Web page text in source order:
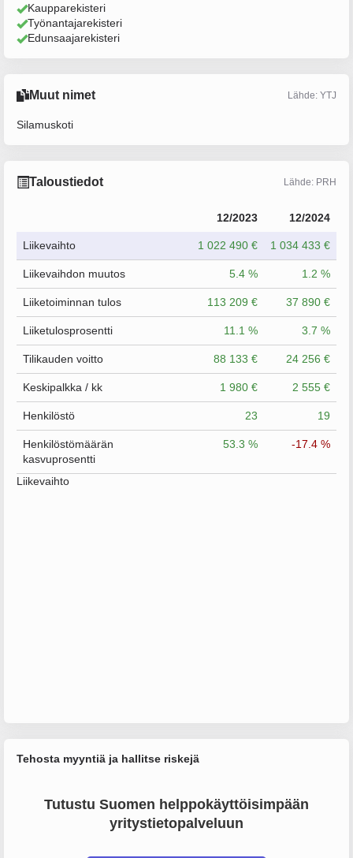
Kaupparekisteri
Työnantajarekisteri
Edunsaajarekisteri
Muut nimet Lähde: YTJ
Silamuskoti
Taloustiedot Lähde: PRH
12/2023 12/2024
Liikevaihto 1 022 490 € 1 034 433 €
Liikevaihdon muutos 5.4 % 1.2 %
Liiketoiminnan tulos 113 209 € 37 890 €
Liiketulosprosentti 11.1 % 3.7 %
Tilikauden voitto 88 133 € 24 256 €
Keskipalkka / kk 1 980 € 2 555 €
Henkilöstö 23 19
Henkilöstömäärän
kasvuprosentti
53.3 % -17.4 %
Liikevaihto
Tehosta myyntiä ja hallitse riskejä
Tutustu Suomen helppokäyttöisimpään
yritystietopalveluun